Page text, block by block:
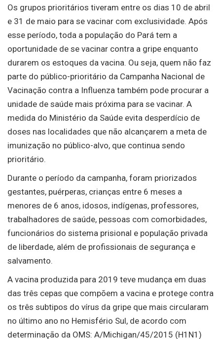
Os grupos prioritários tiveram entre os dias 10 de abril
e 31 de maio para se vacinar com exclusividade. Após
esse período, toda a população do Pará tem a
oportunidade de se vacinar contra a gripe enquanto
durarem os estoques da vacina. Ou seja, quem não faz
parte do público-prioritário da Campanha Nacional de
Vacinação contra a Influenza também pode procurar a
unidade de saúde mais próxima para se vacinar. A
medida do Ministério da Saúde evita desperdício de
doses nas localidades que não alcançarem a meta de
imunização no público-alvo, que continua sendo
prioritário.
Durante o período da campanha, foram priorizados
gestantes, puérperas, crianças entre 6 meses a
menores de 6 anos, idosos, indígenas, professores,
trabalhadores de saúde, pessoas com comorbidades,
funcionários do sistema prisional e população privada
de liberdade, além de profissionais de segurança e
salvamento.
A vacina produzida para 2019 teve mudança em duas
das três cepas que compõem a vacina e protege contra
os três subtipos do vírus da gripe que mais circularam
no último ano no Hemisfério Sul, de acordo com
determinação da OMS: A/Michigan/45/2015 (H1N1)